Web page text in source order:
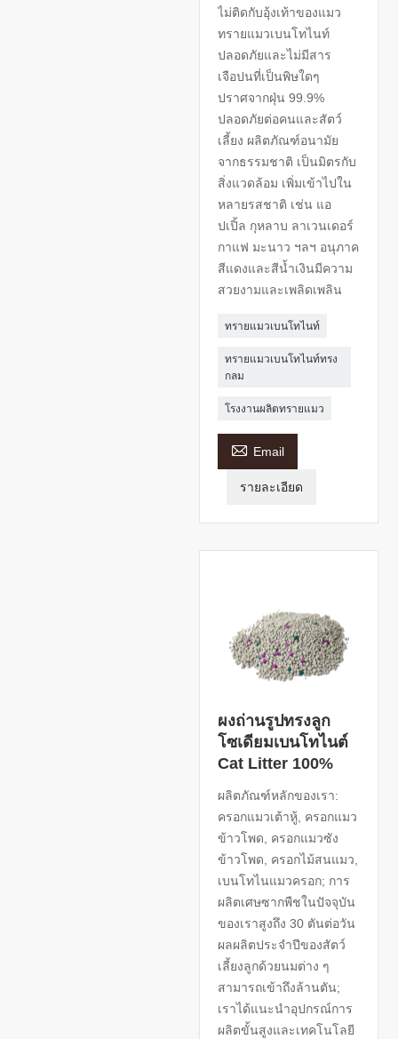
ไม่ติดกับอุ้งเท้าของแมว
ทรายแมวเบนโทไนท์
ปลอดภัยและไม่มีสาร
เจือปนที่เป็นพิษใดๆ
ปราศจากฝุ่น 99.9%
ปลอดภัยต่อคนและสัตว์
เลี้ยง ผลิตภัณฑ์อนามัย
จากธรรมชาติ เป็นมิตรกับ
สิ่งแวดล้อม เพิ่มเข้าไปใน
หลายรสชาติ เช่น แอ
ปเปิ้ล กุหลาบ ลาเวนเดอร์
กาแฟ มะนาว ฯลฯ อนุภาค
สีแดงและสีน้ำเงินมีความ
สวยงามและเพลิดเพลิน
ทรายแมวเบนโทไนท์
ทรายแมวเบนโทไนท์ทรง
กลม
โรงงานผลิตทรายแมว
 Email
รายละเอียด
ผงถ่านรูปทรงลูก
โซเดียมเบนโทไนต์
Cat Litter 100%
ผลิตภัณฑ์หลักของเรา:
ครอกแมวเต้าหู้, ครอกแมว
ข้าวโพด, ครอกแมวซัง
ข้าวโพด, ครอกไม้สนแมว,
เบนโทไนแมวครอก; การ
ผลิตเศษซากพืชในปัจจุบัน
ของเราสูงถึง 30 ตันต่อวัน
ผลผลิตประจำปีของสัตว์
เลี้ยงลูกด้วยนมต่าง ๆ
สามารถเข้าถึงล้านตัน;
เราได้แนะนำอุปกรณ์การ
ผลิตขั้นสูงและเทคโนโลยี